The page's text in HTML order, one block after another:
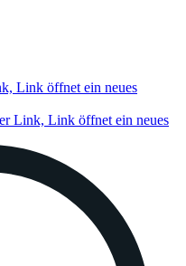
Link öffnet ein neues
Link, Link öffnet ein neues